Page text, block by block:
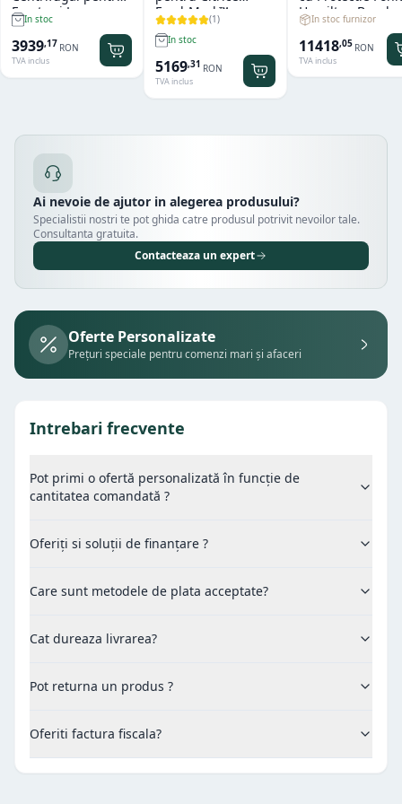
Fructe si Legume
Hendi
In stoc
3939,17 RON
TVA inclus
FreshMark™
Hamilton Beach
(1)
In stoc
5169,31 RON
TVA inclus
Hamilton Beach
Summit® Edge
In stoc furnizor
11418,05 RON
TVA inclus
Ai nevoie de ajutor in alegerea produsului?
Specialistii nostri te pot ghida catre produsul potrivit nevoilor tale.
Consultanta gratuita.
Contacteaza un expert
Oferte Personalizate
Prețuri speciale pentru comenzi mari și afaceri
Intrebari frecvente
Pot primi o ofertă personalizată în funcție de
cantitatea comandată ?
Oferiți si soluții de finanțare ?
Care sunt metodele de plata acceptate?
Cat dureaza livrarea?
Pot returna un produs ?
Oferiti factura fiscala?